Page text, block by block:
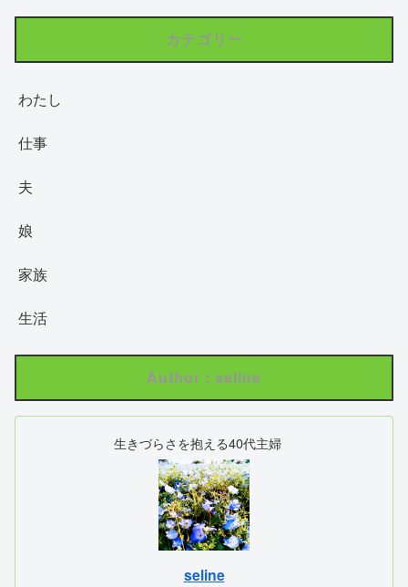
カテゴリー
わたし
仕事
夫
娘
家族
生活
Author : seline
生きづらさを抱える40代主婦
seline